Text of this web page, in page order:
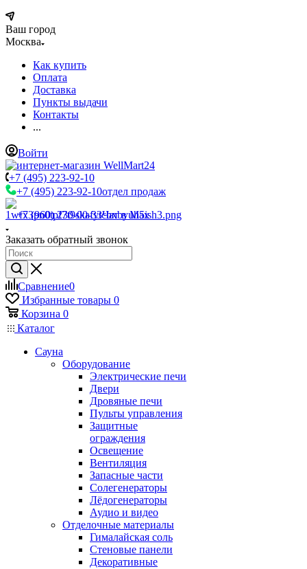
Ваш город
Москва
Как купить
Оплата
Доставка
Пункты выдачи
Контакты
...
Войти
+7 (495) 223-92-10
+7 (495) 223-92-10отдел продаж
+7 (960) 230-00-33Чат в Max
Заказать обратный звонок
Сравнение0
Избранные товары 0
Корзина 0
Каталог
Сауна
Оборудование
Электрические печи
Двери
Дровяные печи
Пульты управления
Защитные
ограждения
Освещение
Вентиляция
Запасные части
Солегенераторы
Лёдогенераторы
Аудио и видео
Отделочные материалы
Гималайская соль
Стеновые панели
Декоративные